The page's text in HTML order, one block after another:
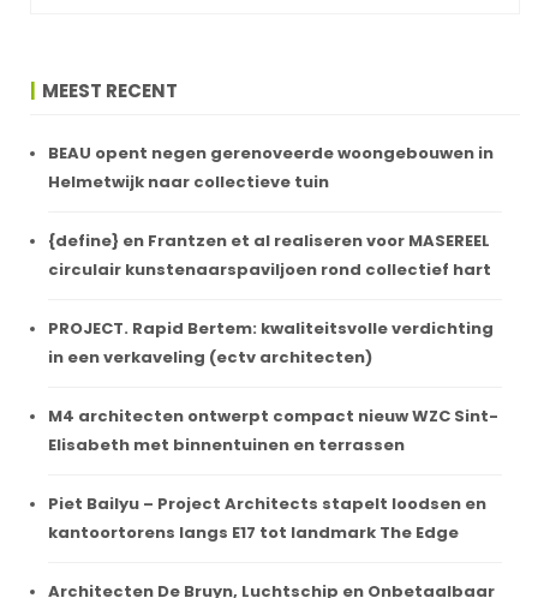
MEEST RECENT
BEAU opent negen gerenoveerde woongebouwen in
Helmetwijk naar collectieve tuin
{define} en Frantzen et al realiseren voor MASEREEL
circulair kunstenaarspaviljoen rond collectief hart
PROJECT. Rapid Bertem: kwaliteitsvolle verdichting
in een verkaveling (ectv architecten)
M4 architecten ontwerpt compact nieuw WZC Sint-
Elisabeth met binnentuinen en terrassen
Piet Bailyu – Project Architects stapelt loodsen en
kantoortorens langs E17 tot landmark The Edge
Architecten De Bruyn, Luchtschip en Onbetaalbaar